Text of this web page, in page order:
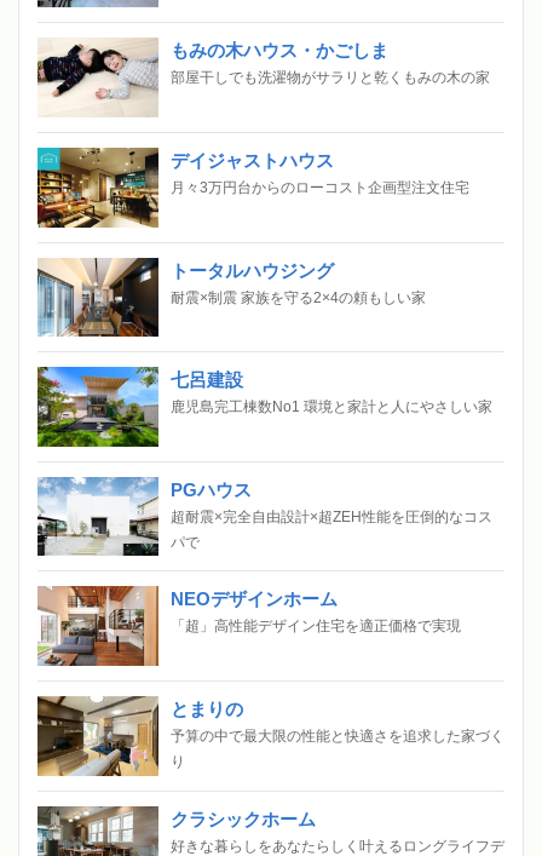
もみの木ハウス・かごしま
部屋干しでも洗濯物がサラリと乾くもみの木の家
デイジャストハウス
月々3万円台からのローコスト企画型注文住宅
トータルハウジング
耐震×制震 家族を守る2×4の頼もしい家
七呂建設
鹿児島完工棟数No1 環境と家計と人にやさしい家
PGハウス
超耐震×完全自由設計×超ZEH性能を圧倒的なコス
パで
NEOデザインホーム
「超」高性能デザイン住宅を適正価格で実現
とまりの
予算の中で最大限の性能と快適さを追求した家づく
り
クラシックホーム
好きな暮らしをあなたらしく叶えるロングライフデ